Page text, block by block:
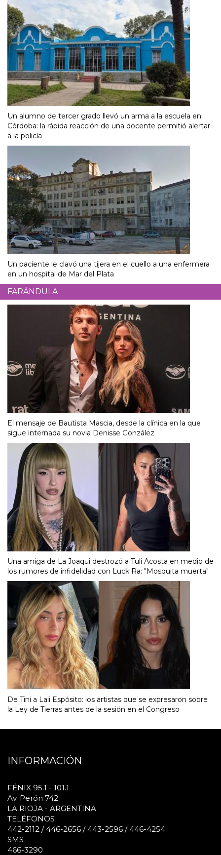
Un alumno de tercer grado llevó un arma a la escuela en
Córdoba: la rápida reacción de una docente permitió alertar
a la policía
Un paciente le clavó una tijera en el cuello a una enfermera
en un hospital de Mar del Plata
FARÁNDULA
El mensaje de Bautista Mascia, desde la clínica en la que
sigue internada su novia Denisse González
Una amiga de La Joaqui destrozó a Tuli Acosta en medio de
los rumores de infidelidad con Luck Ra: "Mosquita muerta"
De Tini a Lali Espósito: los artistas que se expresaron sobre
la Ley de Tierras antes de la sesión en el Congreso
INFORMACIÓN
FÉNIX 95.1 - 101.1
Av. Perón 742
LA RIOJA - ARGENTINA
TELÉFONOS
442-2112 / 446-2656 / 443-2596 / 446-4254
SMS
466-3290